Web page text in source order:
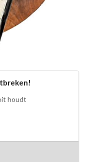
houdt